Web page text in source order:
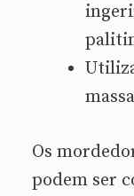
Os
podem ser